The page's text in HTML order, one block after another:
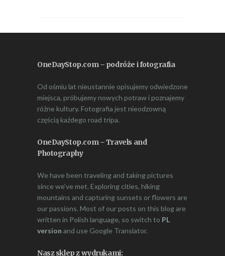
OneDayStop.com – podróże i fotografia
Od ośmiu lat nieustannie opisujemy odwiedzone
miejsca, próbujemy nowych potraw i poznajemy
różne kultury. Fotografia jest nieodzowną
częścią każdego road tripa.
OneDayStop.com – Travels and
Photography
We have been traveling and taking pictures
since we’ve met. Exploring cities, hiking
mountains and capturing sunsets or flowers are
our passions. Most of our posts on this blog are
written in Polish language, so switch to PL
version and use Google Translator.
Nasz sklep z wydrukami: